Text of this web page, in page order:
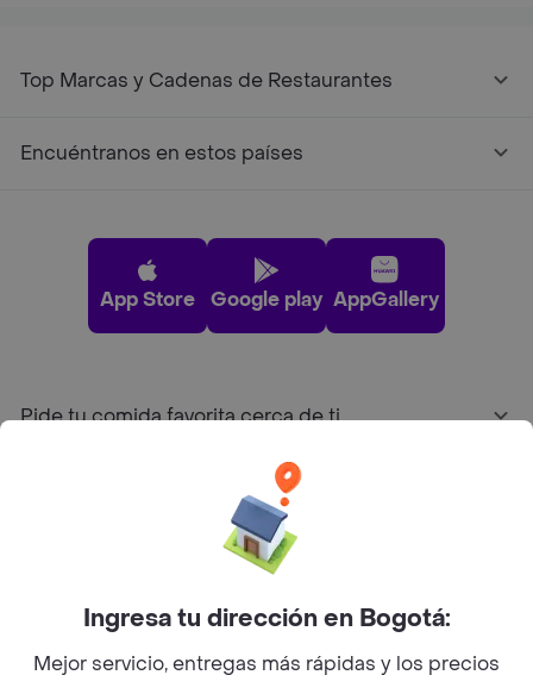
Top Marcas y Cadenas de Restaurantes
Encuéntranos en estos países
App Store Google play AppGallery
Pide tu comida favorita cerca de ti
Sobre RappiIngresa tu dirección en Bogotá:
Mejor servicio, entregas más rápidas y los precios